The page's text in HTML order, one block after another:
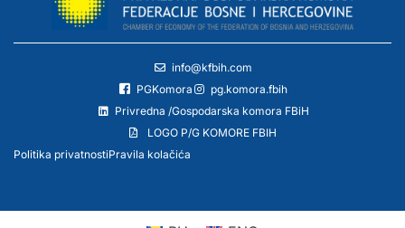
info@kfbih.com
PGKomora
pg.komora.fbih
Privredna /Gospodarska komora FBiH
LOGO P/G KOMORE FBIH
Politika privatnostiPravila kolačića